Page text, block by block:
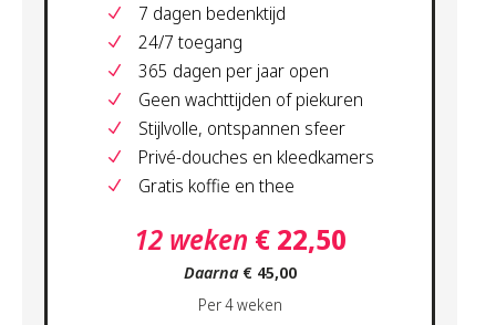
7 dagen bedenktijd
24/7 toegang
365 dagen per jaar open
Geen wachttijden of piekuren
Stijlvolle, ontspannen sfeer
Privé-douches en kleedkamers
Gratis koffie en thee
12 weken € 22,50
Daarna€ 45,00
Per 4 weken